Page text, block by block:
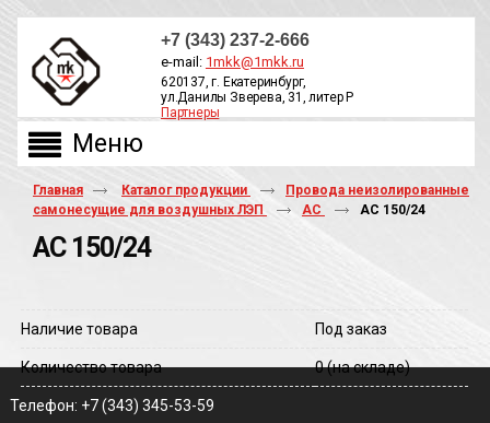
+7 (343) 237-2-666
e-mail: 1mkk@1mkk.ru
620137, г. Екатеринбург,
ул.Данилы Зверева, 31, литер Р
Партнеры
Главная Каталог продукции
Провода неизолированные
самонесущие для воздушных ЛЭП
АС АС 150/24
АС 150/24
Наличие товара Под заказ
Количество товара 0(на складе)
Телефон: +7 (343) 345-53-59